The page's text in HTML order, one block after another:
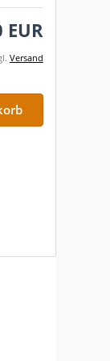
EUR
Versand